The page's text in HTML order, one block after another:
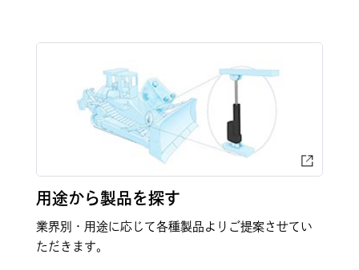
用途から製品を探す
業界別・用途に応じて各種製品よりご提案させてい
ただきます。